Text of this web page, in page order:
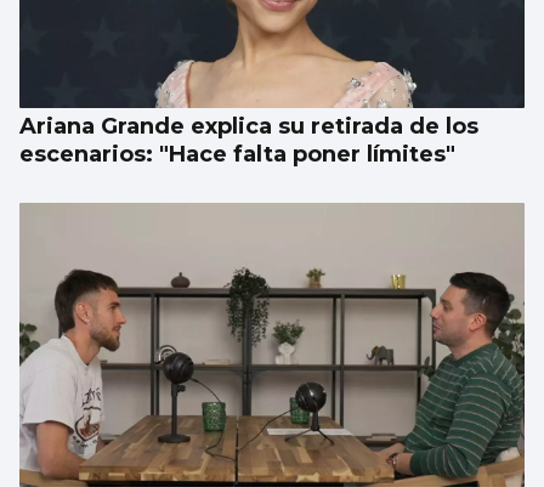
Ariana Grande explica su retirada de los
escenarios: "Hace falta poner límites"